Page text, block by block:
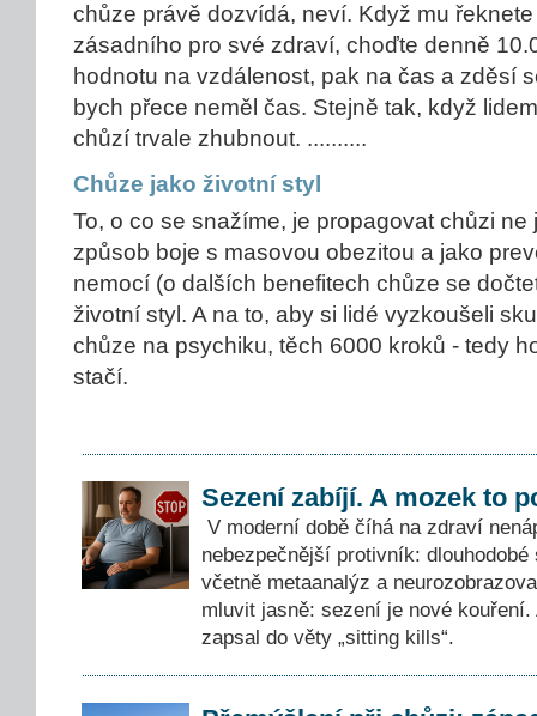
chůze právě dozvídá, neví. Když mu
zásadního pro své zdraví, choďte denně
hodnotu na vzdálenost, pak na čas a zděsí
bych přece neměl čas. Stejně tak, když
chůzí trvale zhubnout. ..........
Chůze jako životní styl
To, o co se snažíme, je propagovat chůzi
způsob boje s masovou obezitou a jako
nemocí (o dalších benefitech chůze se
životní styl. A na to, aby si lidé vyzkoušeli
chůze na psychiku, těch 6000 kroků - tedy
stačí.
Sezení zabíjí. A mozek to
V moderní době číhá na zdraví
nebezpečnější protivník:
včetně metaanalýz a
mluvit jasně: sezení je nové
zapsal do věty „sitting kills“.